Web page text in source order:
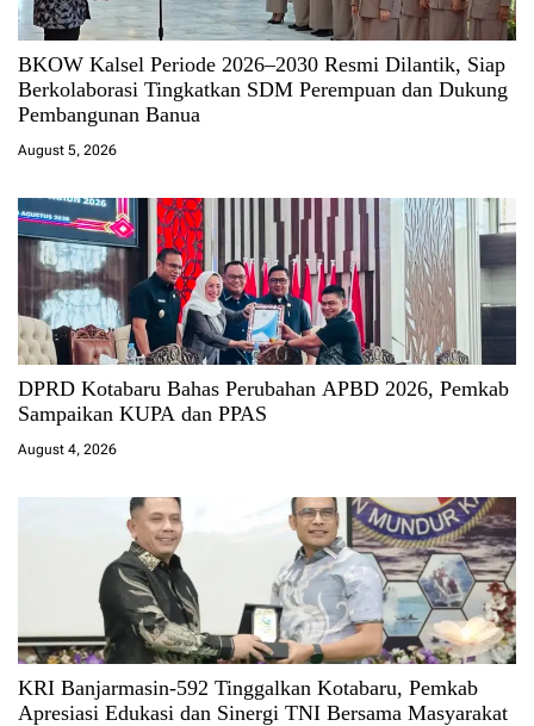
BKOW Kalsel Periode 2026–2030 Resmi Dilantik, Siap
Berkolaborasi Tingkatkan SDM Perempuan dan Dukung
Pembangunan Banua
August 5, 2026
DPRD Kotabaru Bahas Perubahan APBD 2026, Pemkab
Sampaikan KUPA dan PPAS
August 4, 2026
KRI Banjarmasin-592 Tinggalkan Kotabaru, Pemkab
Apresiasi Edukasi dan Sinergi TNI Bersama Masyarakat